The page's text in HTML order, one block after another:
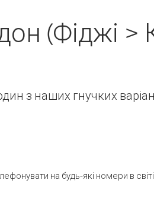
(Фіджі >
з наших гнучких
на будь-які номери в